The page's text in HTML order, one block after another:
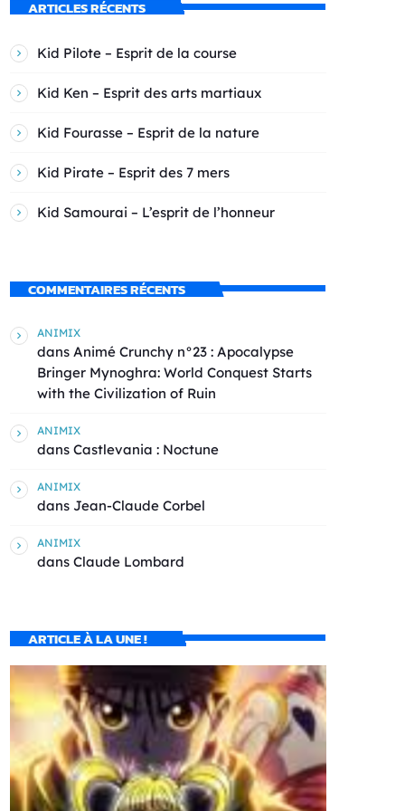
ARTICLES RÉCENTS
Kid Pilote – Esprit de la course
Kid Ken – Esprit des arts martiaux
Kid Fourasse – Esprit de la nature
Kid Pirate – Esprit des 7 mers
Kid Samourai – L’esprit de l’honneur
COMMENTAIRES RÉCENTS
ANIMIX
dans Animé Crunchy n°23 : Apocalypse
Bringer Mynoghra: World Conquest Starts
with the Civilization of Ruin
ANIMIX
dans Castlevania : Noctune
ANIMIX
dans Jean-Claude Corbel
ANIMIX
dans Claude Lombard
ARTICLE À LA UNE !